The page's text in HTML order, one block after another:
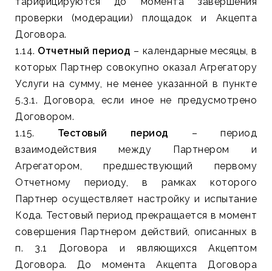
проверки (модерации) площадок и Акцепта
Договора.
1.14. Отчетный период – календарные месяцы, в
которых Партнер совокупно оказал Агрегатору
Услуги на сумму, не менее указанной в пункте
5.3.1. Договора, если иное не предусмотрено
Договором.
1.15. Тестовый период – период
взаимодействия между Партнером и
Агрегатором, предшествующий первому
Отчетному периоду, в рамках которого
Партнер осуществляет настройку и испытание
Кода. Тестовый период прекращается в момент
совершения Партнером действий, описанных в
п. 3.1 Договора и являющихся Акцептом
Договора. До момента Акцепта Договора